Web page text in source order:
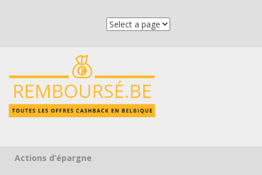
Skip to content
Actions d’épargne